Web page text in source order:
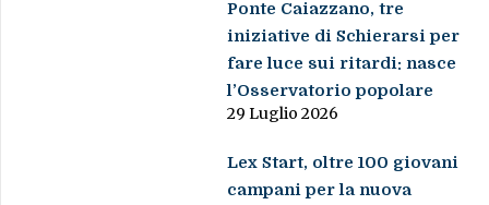
Ponte Caiazzano, tre
iniziative di Schierarsi per
fare luce sui ritardi: nasce
l’Osservatorio popolare
29 Luglio 2026
Lex Start, oltre 100 giovani
campani per la nuova